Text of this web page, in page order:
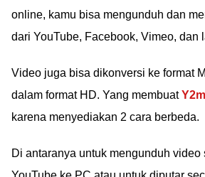
online, kamu bisa mengunduh dan
dari YouTube, Facebook, Vimeo, dan
Video juga bisa dikonversi ke format
dalam format HD. Yang membuat
karena menyediakan 2 cara berbeda.
Di antaranya untuk mengunduh video